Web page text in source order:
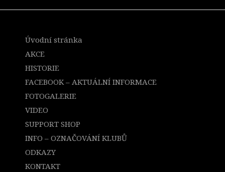
Úvodní stránka
AKCE
HISTORIE
FACEBOOK – AKTUÁLNÍ INFORMACE
FOTOGALERIE
VIDEO
SUPPORT SHOP
INFO – OZNAČOVÁNÍ KLUBŮ
ODKAZY
KONTAKT